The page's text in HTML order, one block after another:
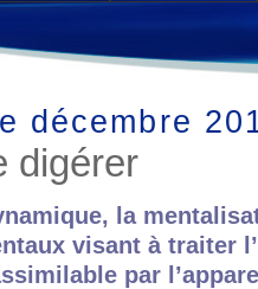
décembre
digérer
la
visant à traiter
par